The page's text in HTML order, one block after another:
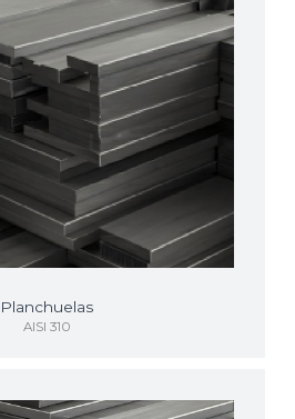
Planchuelas
AISI 310